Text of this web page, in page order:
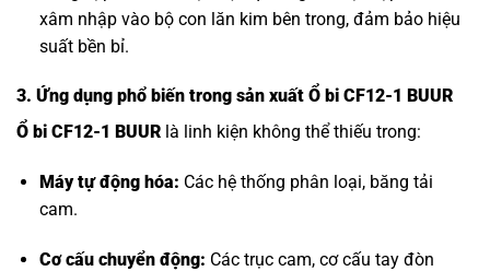
xâm nhập vào bộ con lăn kim bên trong, đảm bảo hiệu
suất bền bỉ.
3. Ứng dụng phổ biến trong sản xuất Ổ bi CF12-1 BUUR
Ổ bi CF12-1 BUUR là linh kiện không thể thiếu trong:
Máy tự động hóa: Các hệ thống phân loại, băng tải
cam.
Cơ cấu chuyển động: Các trục cam, cơ cấu tay đòn